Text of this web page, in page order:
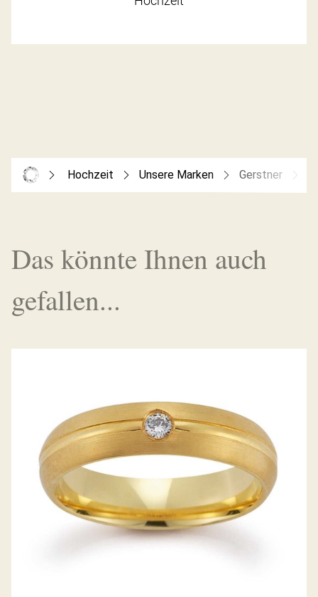
Hochzeit Unsere Marken Gerstner
Das könnte Ihnen auch
gefallen...
GERSTNER TRAURINGE